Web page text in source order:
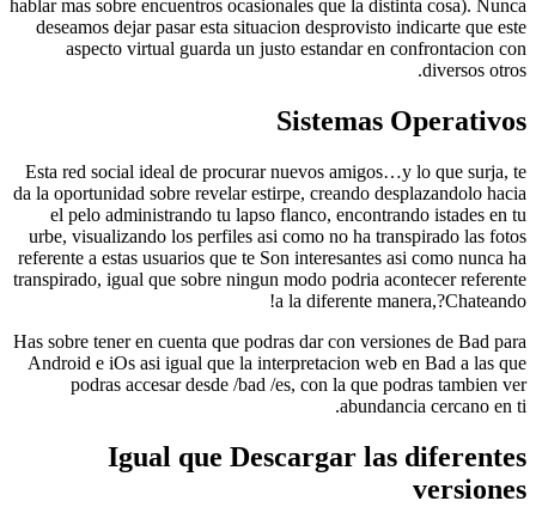
hablar mas sobre encuentros ocasionales que la distinta
deseamos dejar pasar esta situacion desprovisto
aspecto virtual guarda un justo estandar en
Sistemas
Esta red social ideal de procurar nuevos amigos…y lo
da la oportunidad sobre revelar estirpe, creando
el pelo administrando tu lapso flanco, encontrando
urbe, visualizando los perfiles asi­ como no ha
referente a estas usuarios que te Son interesantes asi­ como
transpirado, igual que sobre ningun modo podria acontecer
a la diferente
Has sobre tener en cuenta que podras dar con versiones
Android e iOs asi igual que la interpretacion web en Bad
podras accesar desde /bad /es, con la que podras
abundancia
Igual que Descargar las